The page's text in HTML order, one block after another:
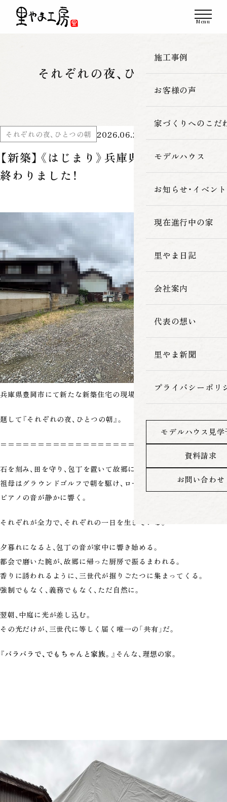
施工事例
一覧
新築
改築・リフォーム
お客様の声
家づくりへのこだ
里やま工房の家
素材へのこだわ
暮らしの性能
モデルハウス
お知らせ・イベント
現在進行中の家
里やま日記
会社案内
代表の想い
里やま新聞
プライバシーポリ
モデルハウス見学
資料請求
お問い合わせ
それぞれの夜、ひとつの朝
それぞれの夜、ひとつの朝 2026.06.26
【新築】《はじまり》兵庫県豊岡市｜地鎮祭
終わりました！
兵庫県豊岡市にて新たな新築住宅の現場が始まりました。
題して『それぞれの夜、ひとつの朝』。
＝＝＝＝＝＝＝＝＝＝＝＝＝＝＝＝＝＝＝＝
石を刻み、田を守り、包丁を置いて故郷に戻ってきた。
祖母はグラウンドゴルフで朝を駆け、ロードバイクが風を切り、一人
ピアノの音が静かに響く。
それぞれが全力で、それぞれの一日を生きている。
夕暮れになると、包丁の音が家中に響き始める。
都会で磨いた腕が、故郷に帰った厨房で振るまわれる。
香りに誘われるように、三世代が掘りごたつに集まってくる。
強制でもなく、義務でもなく、ただ自然に。
翌朝、中庭に光が差し込む。
その光だけが、三世代に等しく届く唯一の「共有」だ。
『バラバラで、でもちゃんと家族。』 そんな、理想の家。